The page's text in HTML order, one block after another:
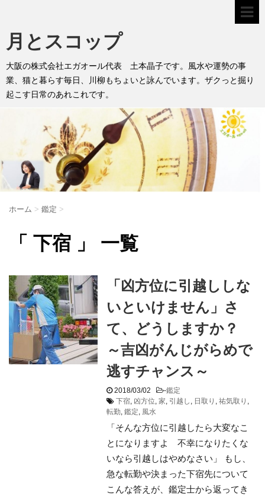
月とスコップ
大阪の株式会社エガオール代表 土本晶子です。風水や運勢の事
業、猫と暮らす毎日、川柳もちょいと詠んでいます。ザクっと掘り
起こす日常のあれこれです。
ホーム > 鑑定 >
「 下宿 」 一覧
「凶方位に引越ししな
いといけません」さ
て、どうしますか？
～吉凶がんじがらめで
逃すチャンス～
2018/03/02 -鑑定
下宿, 凶方位, 家, 引越し , 日取り , 祐気取り ,
転勤, 鑑定, 風水
「そんな方位に引越したら大変なこ
とになりますよ 不幸になりたくな
いなら引越しはやめなさい」 もし、
急な転勤や決まった下宿先について
こんな答えが、鑑定士から返ってき